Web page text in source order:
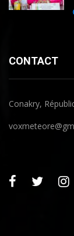
CONTACT
Conakry,